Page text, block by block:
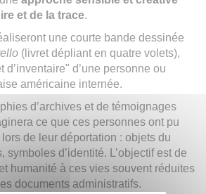
et de la trace.
une courte bande dessinée
(livret dépliant en quatre volets),
d’inventaire" d’une personne ou
américaine internée.
d’archives et de témoignages
ce que ces personnes ont pu
de leur déportation : objets du
symboles d’identité. L’objectif est de
humanité à ces vies souvent réduites
documents administratifs.